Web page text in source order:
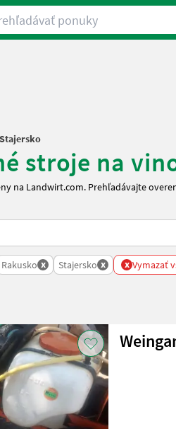
ponuky
Stajersko
stroje na
na Landwirt.com. Prehľadávajte
Rakusko x Stajersko x x Vymazať